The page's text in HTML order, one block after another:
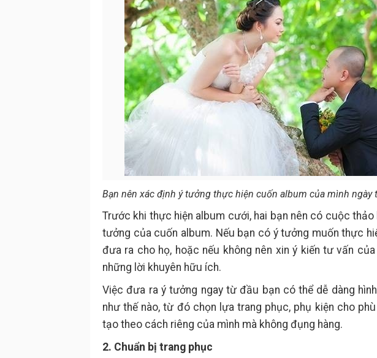
Bạn nên xác định ý tưởng thực hiện cuốn album của mình ngày
Trước khi thực hiện album cưới, hai bạn nên có cuộc
tưởng của cuốn album. Nếu bạn có ý tưởng muốn thực
đưa ra cho họ, hoặc nếu không nên xin ý kiến tư vấn
những lời khuyên hữu ích.
Việc đưa ra ý tưởng ngay từ đầu bạn có thể dễ dàng
như thế nào, từ đó chọn lựa trang phục, phụ kiện cho
tạo theo cách riêng của mình mà không đụng hàng.
2. Chuẩn bị trang phục